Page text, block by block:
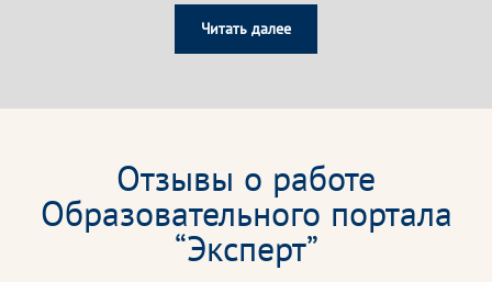
Образовательный портал «Эксперт» предоставляет
профессионального образования в области
тонкости своей специальности и поддержать
необходимый уровень знаний и компетенций.
Программы обучения в сфере юриспруденции
разработаны с соблюдением требований и
Читать далее
Отзывы о работе
Образовательного портала
“Эксперт”